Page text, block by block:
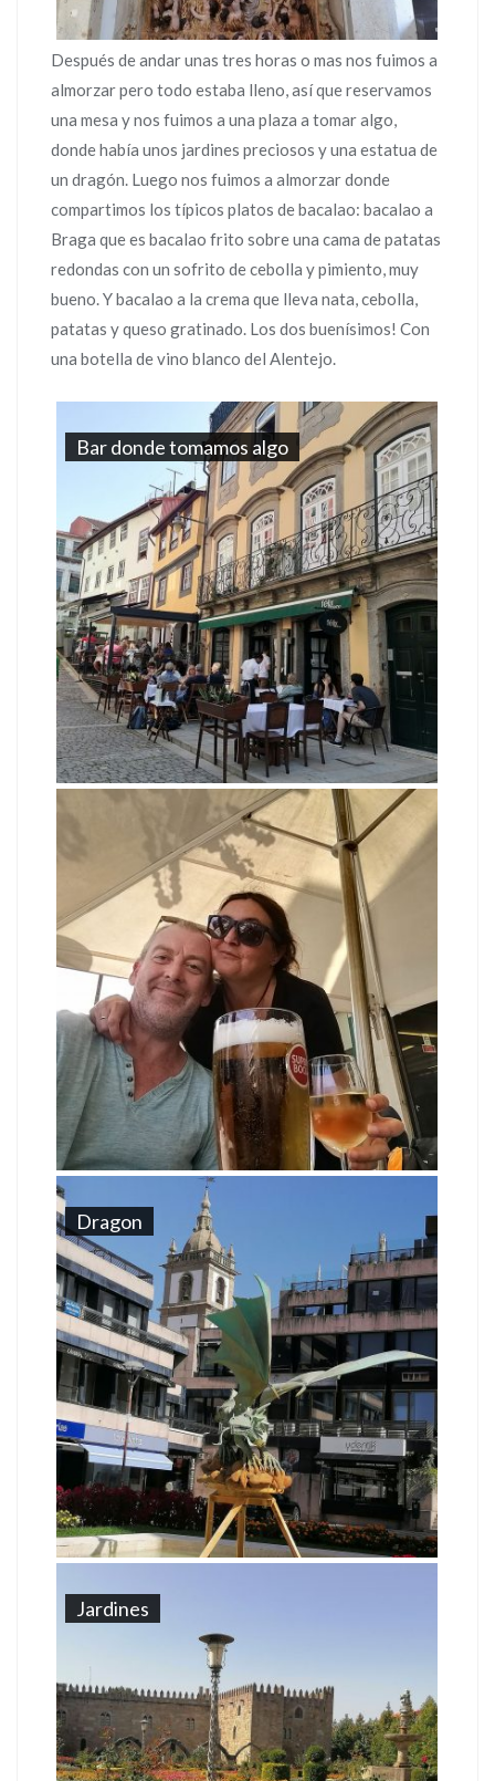
Después de andar unas tres horas o mas nos fuimos a
almorzar pero todo estaba lleno, así que reservamos
una mesa y nos fuimos a una plaza a tomar algo,
donde había unos jardines preciosos y una estatua de
un dragón. Luego nos fuimos a almorzar donde
compartimos los típicos platos de bacalao: bacalao a
Braga que es bacalao frito sobre una cama de patatas
redondas con un sofrito de cebolla y pimiento, muy
bueno. Y bacalao a la crema que lleva nata, cebolla,
patatas y queso gratinado. Los dos buenísimos! Con
una botella de vino blanco del Alentejo.
Bar donde tomamos algo
Dragon
Jardines